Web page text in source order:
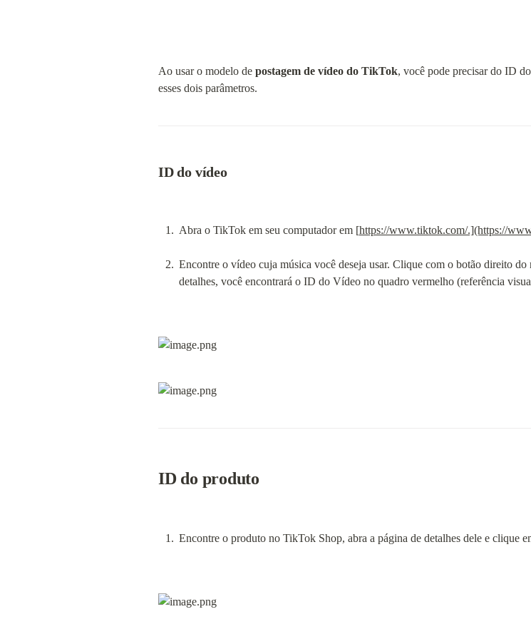
Ao usar o modelo de postagem de vídeo do TikTok, você pode precisar do ID
esses dois parâmetros.
ID do vídeo
Abra o TikTok em seu computador em [https://www.tiktok.com/.](https://
Encontre o vídeo cuja música você deseja usar. Clique com o botão direito
detalhes, você encontrará o ID do Vídeo no quadro vermelho (referência
ID do produto
Encontre o produto no TikTok Shop, abra a página de detalhes dele e